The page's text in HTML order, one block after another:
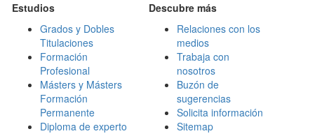
Estudios
Grados y Dobles
Titulaciones
Formación
Profesional
Másters y Másters
Formación
Permanente
Diploma de experto
Descubre más
Relaciones con los
medios
Trabaja con
nosotros
Buzón de
sugerencias
Solicita información
Sitemap